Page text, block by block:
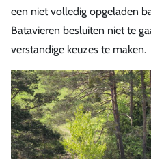
een niet volledig opgeladen
Batavieren besluiten niet te
verstandige keuzes te maken.